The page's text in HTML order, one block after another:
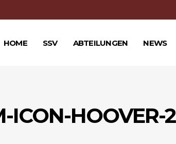
HOME SSV ABTEILUNGEN NEWS
ICON-HOOVER-2